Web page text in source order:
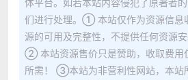
们进行处理。① 本站仅作为资源信息
源的可用及完整性，不提供任何资源安
② 本站资源售价只是赞助，收取费用
所需！ ③本站为非营利性网站，本站